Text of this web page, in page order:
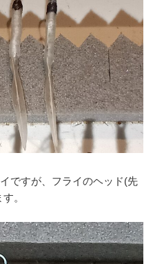
ですが、フライのヘッド(先
。